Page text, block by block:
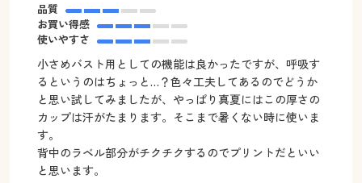
品質
お買い得感
使いやすさ
小さめバスト用としての機能は良かったですが、呼吸す
るというのはちょっと…？色々工夫してあるのでどうか
と思い試してみましたが、やっぱり真夏にはこの厚さの
カップは汗がたまります。そこまで暑くない時に使いま
す。
背中のラベル部分がチクチクするのでプリントだといい
と思います。